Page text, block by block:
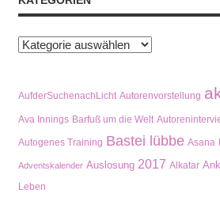
Kategorien
AufderSuchenachLicht Autorenvorstellung
Ava Innings Barfuß um die Welt
Autogenes Training Bastei lübbe Asana
Adventskalender Auslosung 2017 Alkatar
Leben